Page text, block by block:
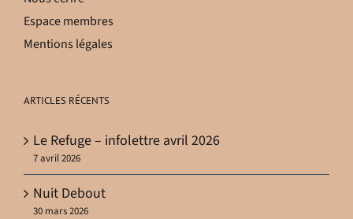
Espace membres
Mentions légales
ARTICLES RÉCENTS
Le Refuge – infolettre avril 2026
7 avril 2026
Nuit Debout
30 mars 2026